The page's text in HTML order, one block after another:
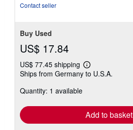
Contact seller
Buy Used
US$ 17.84
US$ 77.45 shipping
Learn
more
Ships from Germany to U.S.A.
Quantity: 1 available
Add to basket